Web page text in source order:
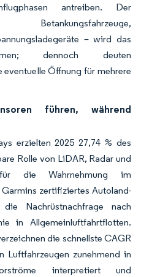
antreiben. Der
– wird das
dennoch deuten
Öffnung für mehrere
führen, während
erzielten 2025 27,74 % des
Rolle von LiDAR, Radar und
für die Wahrnehmung im
zertifiziertes Autoland-
Nachrüstnachfrage nach
in Allgemeinluftfahrtflotten.
die schnellste CAGR
zunehmend in
interpretiert und